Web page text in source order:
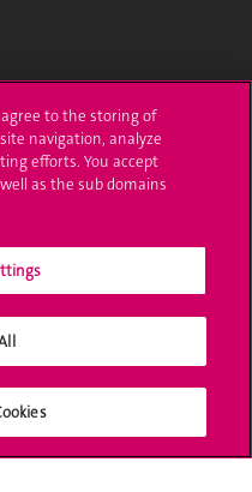
agree to the storing of
navigation, analyze
efforts. You accept
as the sub domains